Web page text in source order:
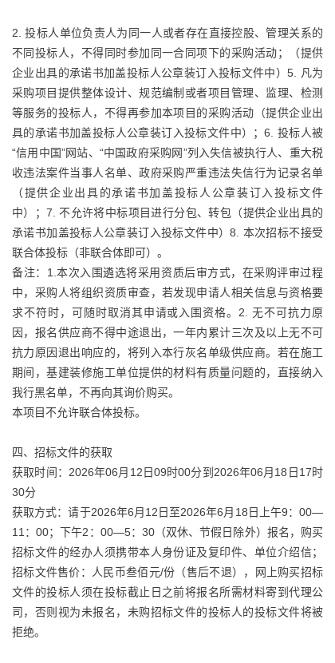
2. 投标人单位负责人为同一人或者存在直接控股、管理关系的
不同投标人，不得同时参加同一合同项下的采购活动；（提供
企业出具的承诺书加盖投标人公章装订入投标文件中）5. 凡为
采购项目提供整体设计、规范编制或者项目管理、监理、检测
等服务的投标人，不得再参加本项目的采购活动（提供企业出
具的承诺书加盖投标人公章装订入投标文件中）；6. 投标人被
“信用中国”网站、“中国政府采购网”列入失信被执行人、重大税
收违法案件当事人名单、政府采购严重违法失信行为记录名单
（提供企业出具的承诺书加盖投标人公章装订入投标文件
中）；7. 不允许将中标项目进行分包、转包（提供企业出具的
承诺书加盖投标人公章装订入投标文件中）8. 本次招标不接受
联合体投标（非联合体即可）。
备注：1.本次入围遴选将采用资质后审方式，在采购评审过程
中，采购人将组织资质审查，若发现申请人相关信息与资格要
求不符时，可随时取消其申请或入围资格。2. 无不可抗力原
因，报名供应商不得中途退出，一年内累计三次及以上无不可
抗力原因退出响应的，将列入本行灰名单级供应商。若在施工
期间，基建装修施工单位提供的材料有质量问题的，直接纳入
我行黑名单，不再向其询价购买。
本项目不允许联合体投标。
四、招标文件的获取
获取时间：2026年06月12日09时00分到2026年06月18日17时
30分
获取方式：请于2026年6月12日至2026年6月18日上午9：00—
11：00；下午2：00—5：30（双休、节假日除外）报名，购买
招标文件的经办人须携带本人身份证及复印件、单位介绍信；
招标文件售价：人民币叁佰元/份（售后不退），网上购买招标
文件的投标人须在投标截止日之前将报名所需材料寄到代理公
司，否则视为未报名，未购招标文件的投标人的投标文件将被
拒绝。